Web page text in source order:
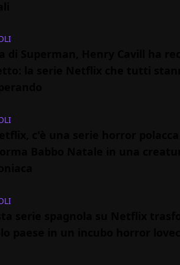
di Superman, Henry Cavill ha
la serie Netflix che tutti
c'è una serie horror polacca
Babbo Natale in una
serie spagnola su Netflix
paese in un incubo horror